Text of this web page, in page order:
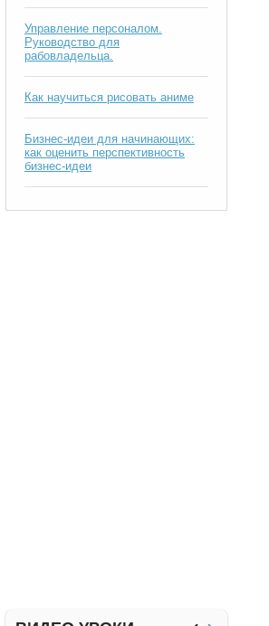
Управление персоналом.
Руководство для
рабовладельца.
Как научиться рисовать аниме
Бизнес-идеи для начинающих:
как оценить перспективность
бизнес-идеи